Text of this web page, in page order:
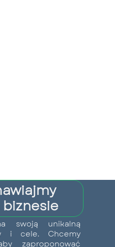
biznesie
swoją unikalną
i cele. Chcemy
zaproponować